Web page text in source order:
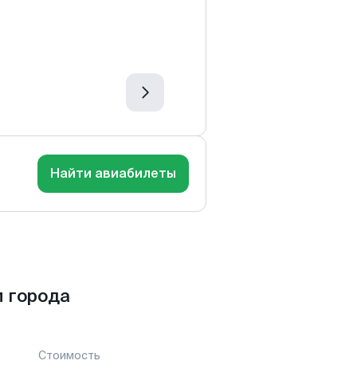
Найти авиабилеты
Стоимость